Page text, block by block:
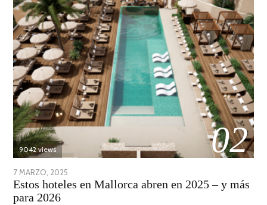
02
9042 views
POSTED
ON
7 MARZO, 2025
ABRIL,
Estos hoteles en Mallorca abren en 2025 – y más
para 2026